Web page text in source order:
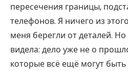
пересечения границы,
телефонов. Я ничего из
меня берегли от деталей.
видела: дело уже не о
которые всё ещё могут